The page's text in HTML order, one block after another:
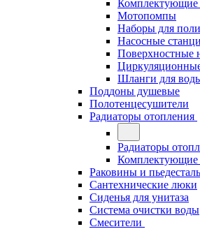
Комплектующие
Мотопомпы
Наборы для
Насосные
Поверхностные
Шланги для
Поддоны душевые
Полотенцесушители
Радиаторы отопления
Радиаторы
Комплектующие
Раковины и
Сантехнические люки
Сиденья для унитаза
Система очистки воды
Смесители